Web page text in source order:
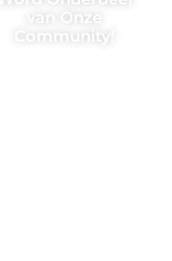
van Onze
Community!